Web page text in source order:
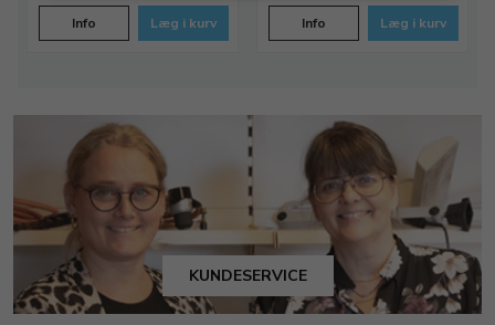
Info Læg i kurv Info Læg i kurv
KUNDESERVICE